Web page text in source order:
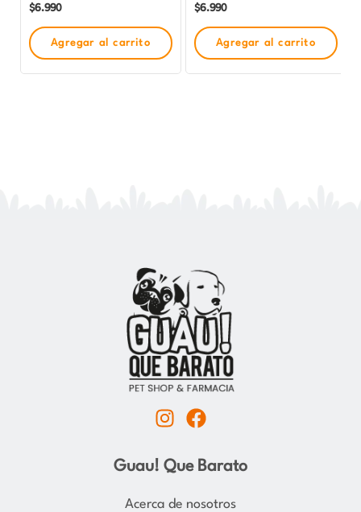
$6.990
Agregar al carrito
$6.990
Agregar al carrito
I
s
t
a
F
c
e
b
Guau! Que Barato
Acerca de nosotros